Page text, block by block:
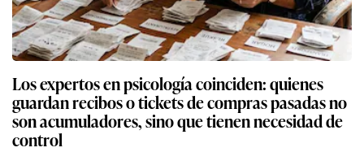
Los expertos en psicología coinciden: quienes
guardan recibos o tickets de compras pasadas no
son acumuladores, sino que tienen necesidad de
control